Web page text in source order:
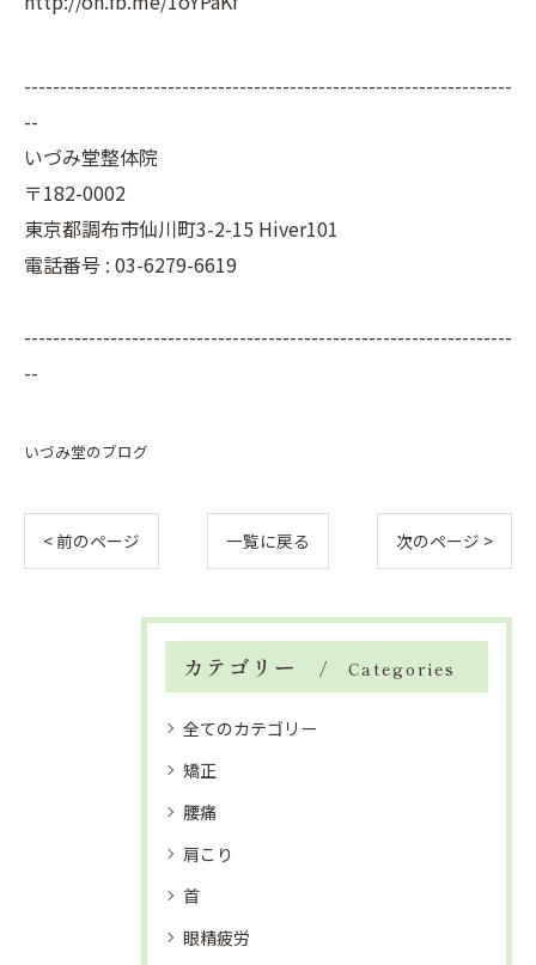
--------------------------------------------------------------------
--
いづみ堂整体院
〒182-0002
東京都調布市仙川町3-2-15 Hiver101
電話番号 : 03-6279-6619
--------------------------------------------------------------------
--
いづみ堂のブログ
< 前のページ 一覧に戻る 次のページ >
カテゴリー Categories
全てのカテゴリー
矯正
腰痛
肩こり
首
眼精疲労